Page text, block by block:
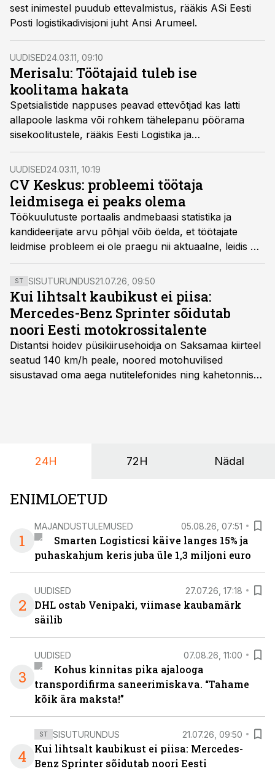
sest inimestel puudub ettevalmistus, rääkis ASi Eesti
Posti logistikadivisjoni juht Ansi Arumeel.
UUDISED24.03.11, 09:10
Merisalu: Töötajaid tuleb ise
koolitama hakata
Spetsialistide nappuses peavad ettevõtjad kas latti
allapoole laskma või rohkem tähelepanu pöörama
sisekoolitustele, rääkis Eesti Logistika ja
Ekspedeerimise Assotsiatsiooni aseesimees Risto
Merisalu.
UUDISED24.03.11, 10:19
CV Keskus: probleemi töötaja
leidmisega ei peaks olema
Töökuulutuste portaalis andmebaasi statistika ja
kandideerijate arvu põhjal võib öelda, et töötajate
leidmise probleem ei ole praegu nii aktuaalne, leidis CV
Keskuse turundusjuht Laura Tammeorg.
ST SISUTURUNDUS21.07.26, 09:50
Kui lihtsalt kaubikust ei piisa:
Mercedes-Benz Sprinter sõidutab
noori Eesti motokrossitalente
Distantsi hoidev püsikiirusehoidja on Saksamaa kiirteel
seatud 140 km/h peale, noored motohuvilised
sisustavad oma aega nutitelefonides ning kahetonnises
24H 72H Nädal
ENIMLOETUD
1
MAJANDUSTULEMUSED 05.08.26, 07:51
Smarten Logisticsi käive langes 15% ja
puhaskahjum keris juba üle 1,3 miljoni euro
2
UUDISED 27.07.26, 17:18
DHL ostab Venipaki, viimase kaubamärk
säilib
3
UUDISED 07.08.26, 11:00
Kohus kinnitas pika ajalooga
transpordifirma saneerimiskava. “Tahame
kõik ära maksta!”
4
ST SISUTURUNDUS 21.07.26, 09:50
Kui lihtsalt kaubikust ei piisa: Mercedes-
Benz Sprinter sõidutab noori Eesti